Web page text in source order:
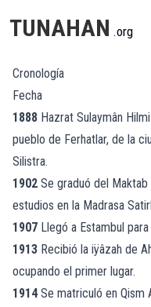
TUNAHAN .org
Cronología
Fecha
1888 Hazrat Sulaymân
pueblo de Ferhatlar, de la
Silistra.
1902 Se graduó del
estudios en la Madrasa
1907 Llegó a Estambul
1913 Recibió la iÿâzah de
ocupando el primer lugar.
1914Se matriculó en Qism